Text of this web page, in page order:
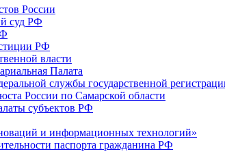
России
суд РФ
РФ
власти
Палата
службы государственной
России по Самарской области
субъектов РФ
и информационных технологий»
паспорта гражданина РФ